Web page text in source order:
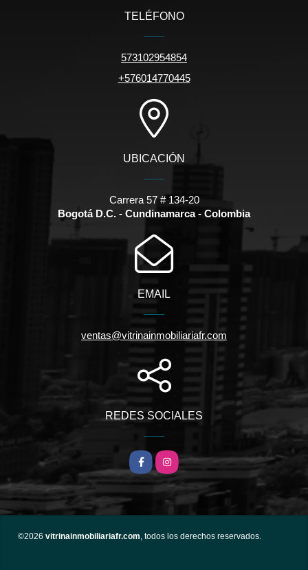
TELÉFONO
573102954854
+576014770445
UBICACIÓN
Carrera 57 # 134-20
Bogotá D.C. - Cundinamarca - Colombia
EMAIL
ventas@vitrinainmobiliariafr.com
REDES SOCIALES
FacebookInstagram
©2026 vitrinainmobiliariafr.com, todos los derechos reservados.